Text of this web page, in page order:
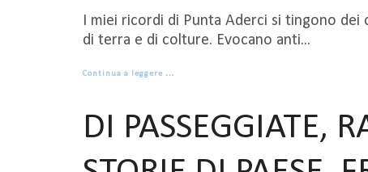
I miei ricordi di Punta Aderci si tingono
di terra e di colture. Evocano anti...
Continua a leggere …
DI PASSEGGIATE,